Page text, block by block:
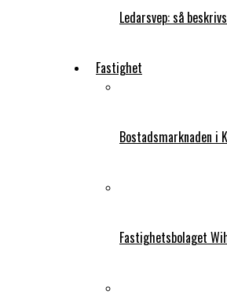
Ledarsvep: så
Fastighet
Bostadsmarknaden i
Fastighetsbolaget